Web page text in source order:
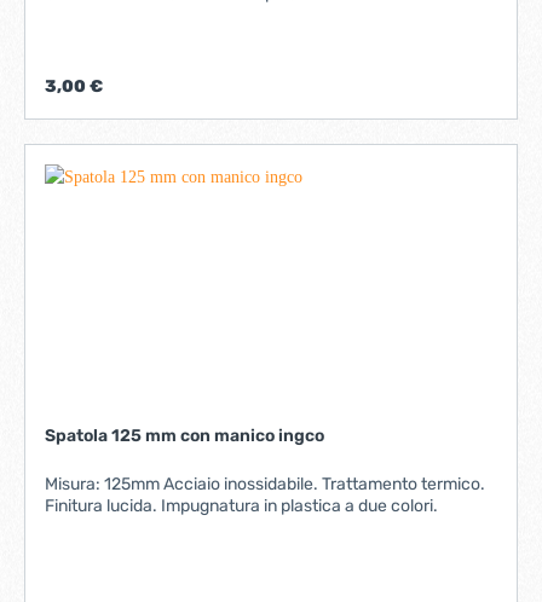
3,00 €
Spatola 125 mm con manico ingco
Misura: 125mm Acciaio inossidabile. Trattamento termico.
Finitura lucida. Impugnatura in plastica a due colori.